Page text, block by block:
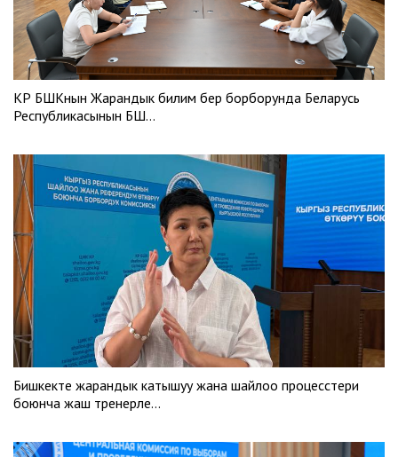
КР БШКнын Жарандык билим берүү борборунда Беларусь
Республикасынын БШ…
Бишкекте жарандык катышуу жана шайлоо процесстери
боюнча жаш тренерле…